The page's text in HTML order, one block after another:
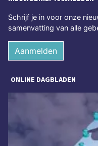
Schrijf je in voor onze
samenvatting van alle
Aanmelden
ONLINE DAGBLADEN